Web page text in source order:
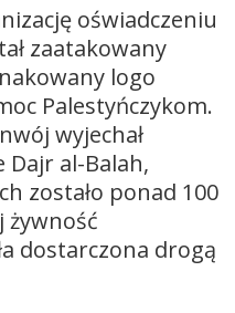
oświadczeniu
zaatakowany
logo
Palestyńczykom.
wyjechał
Dajr al-Balah,
zostało ponad 100
żywność
dostarczona drogą